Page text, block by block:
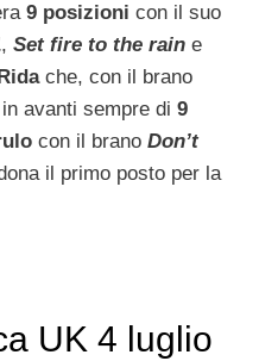
9 posizioni con il suo
, Set fire to the rain e
che, con il brano
avanti sempre di 9
con il brano Don’t
il primo posto per la
UK 4 luglio